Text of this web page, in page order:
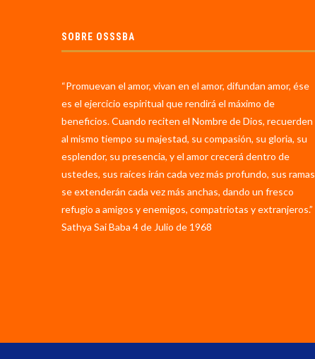
SOBRE OSSSBA
“Promuevan el amor, vivan en el amor, difundan amor, ése
es el ejercicio espiritual que rendirá el máximo de
beneficios. Cuando reciten el Nombre de Dios, recuerden
al mismo tiempo su majestad, su compasión, su gloria, su
esplendor, su presencia, y el amor crecerá dentro de
ustedes, sus raíces irán cada vez más profundo, sus ramas
se extenderán cada vez más anchas, dando un fresco
refugio a amigos y enemigos, compatriotas y extranjeros.”
Sathya Sai Baba 4 de Julio de 1968